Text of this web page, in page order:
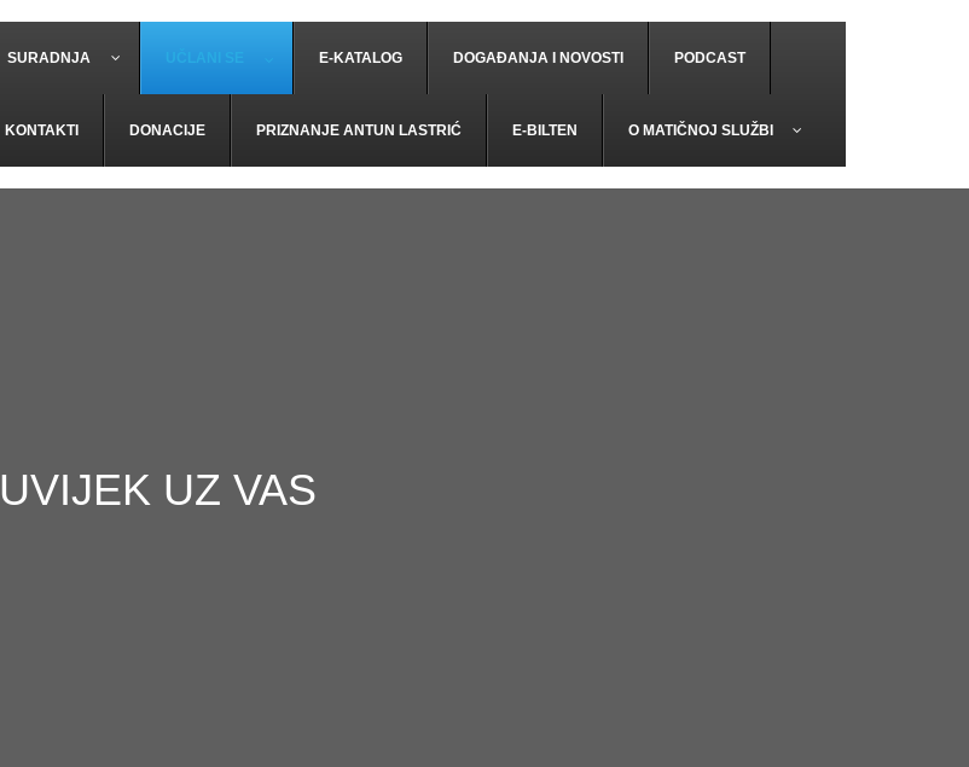
SURADNJA UČLANI SE E-KATALOG DOGAĐANJA I NOVOSTI PODCAST
KONTAKTI DONACIJE PRIZNANJE ANTUN LASTRIĆ E-BILTEN O MATIČNOJ SLUŽBI
UVIJEK UZ VAS